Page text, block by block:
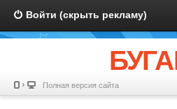
Войти (скрыть рекламу)
Полная версия сайта